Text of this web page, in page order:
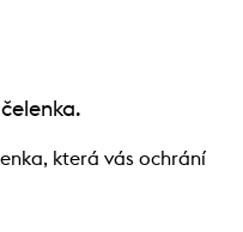
která vás ochrání